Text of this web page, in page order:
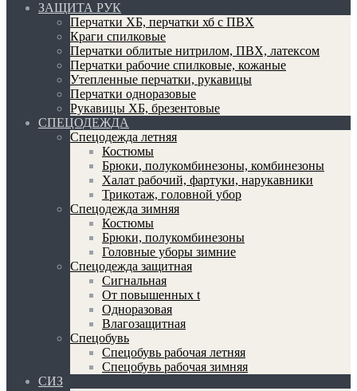
ЗАЩИТА РУК
Перчатки ХБ, перчатки хб с ПВХ
Краги спилковые
Перчатки облитые нитрилом, ПВХ, латексом
Перчатки рабочие спилковые, кожаные
Утепленные перчатки, рукавицы
Перчатки одноразовые
Рукавицы ХБ, брезентовые
СПЕЦОДЕЖДА
Спецодежда летняя
Костюмы
Брюки, полукомбинезоны, комбинезоны
Халат рабочий, фартуки, нарукавники
Трикотаж, головной убор
Спецодежда зимняя
Костюмы
Брюки, полукомбинезоны
Головные уборы зимние
Спецодежда защитная
Сигнальная
От повышенных t
Одноразовая
Влагозащитная
Спецобувь
Спецобувь рабочая летняя
Спецобувь рабочая зимняя
СИЗ